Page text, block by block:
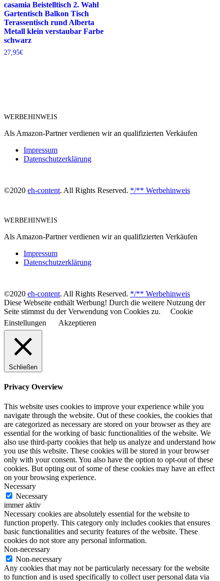
casamia Beistelltisch 2. Wahl
Gartentisch Balkon Tisch
Terassentisch rund Alberta
Metall klein verstaubar Farbe
schwarz
27,95€
WERBEHINWEIS
Als Amazon-Partner verdienen wir an qualifizierten Verkäufen
Impressum
Datenschutzerklärung
©2020 eh-content. All Rights Reserved. */** Werbehinweis
WERBEHINWEIS
Als Amazon-Partner verdienen wir an qualifizierten Verkäufen
Impressum
Datenschutzerklärung
©2020 eh-content. All Rights Reserved. */** Werbehinweis
Diese Webseite enthält Werbung! Durch die weitere Nutzung der
Seite stimmst du der Verwendung von Cookies zu.
Cookie
Einstellungen
Akzeptieren
Schließen
Privacy Overview
This website uses cookies to improve your experience while you
navigate through the website. Out of these cookies, the cookies that
are categorized as necessary are stored on your browser as they are
essential for the working of basic functionalities of the website. We
also use third-party cookies that help us analyze and understand how
you use this website. These cookies will be stored in your browser
only with your consent. You also have the option to opt-out of these
cookies. But opting out of some of these cookies may have an effect
on your browsing experience.
Necessary
Necessary
immer aktiv
Necessary cookies are absolutely essential for the website to
function properly. This category only includes cookies that ensures
basic functionalities and security features of the website. These
cookies do not store any personal information.
Non-necessary
Non-necessary
Any cookies that may not be particularly necessary for the website
to function and is used specifically to collect user personal data via